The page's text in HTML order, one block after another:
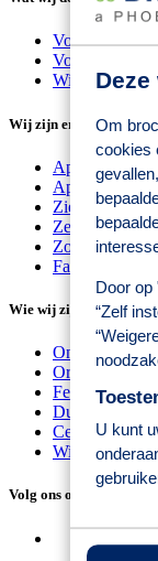
Om
cookies
Door op
“Zelf
U kunt
Voor
Voor
Wij zorgen
Wij zijn er voor
Apothekers
Ziekenhuizen
Zelfstandige
Wie wij zijn
Onze oorsprong
Organisatie
Feiten en
Duurzaamheid
Certificeringen
Wijzig cookie
Volg ons op social media